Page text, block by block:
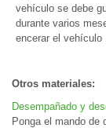
vehículo se debe
durante varios
encerar el vehículo
Otros materiales:
Desempañado y
Ponga el mando